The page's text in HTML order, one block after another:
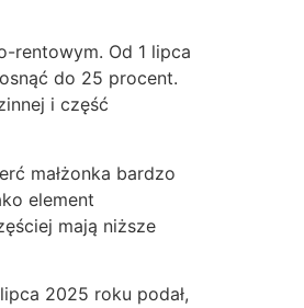
rentowym. Od 1 lipca
do 25 procent.
i część
małżonka bardzo
element
mają niższe
2025 roku podał,